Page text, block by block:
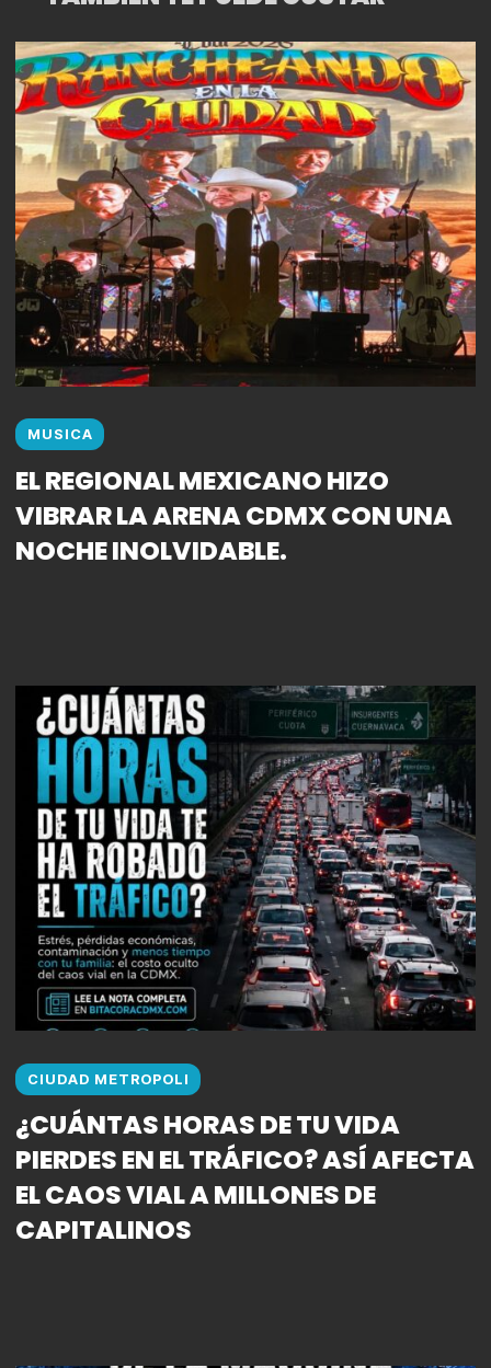
MUSICA
EL REGIONAL MEXICANO HIZO
VIBRAR LA ARENA CDMX CON UNA
NOCHE INOLVIDABLE.
CIUDAD METROPOLI
¿CUÁNTAS HORAS DE TU VIDA
PIERDES EN EL TRÁFICO? ASÍ AFECTA
EL CAOS VIAL A MILLONES DE
CAPITALINOS